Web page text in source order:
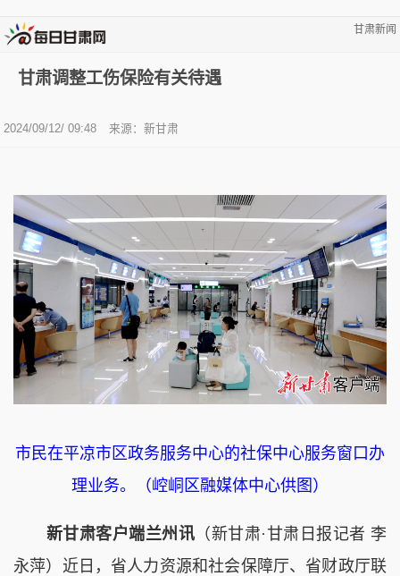
甘肃新闻
甘肃调整工伤保险有关待遇
2024/09/12/ 09:48 来源：新甘肃
市民在平凉市区政务服务中心的社保中心服务窗口办
理业务。（崆峒区融媒体中心供图）
新甘肃客户端兰州讯 （新甘肃·甘肃日报记者 李
永萍）近日，省人力资源和社会保障厅、省财政厅联